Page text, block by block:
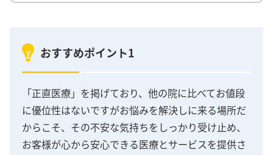
おすすめポイント1
「正直医療」を掲げており、他の院に比べてお値段
に優位性はないですがお悩みを解決しに来る場所だ
からこそ、その不安な気持ちをしっかり受け止め、
お客様が心から安心できる医療とサービスを提供さ